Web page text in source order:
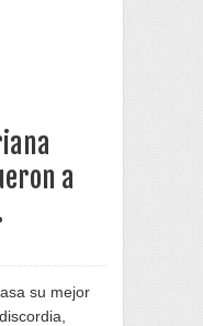
a
su mejor